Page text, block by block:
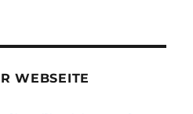
WEBSEITE